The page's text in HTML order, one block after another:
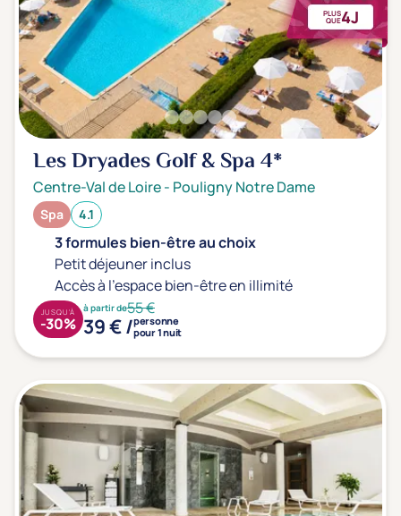
PLUS
QUE4J
Les Dryades Golf & Spa4*
Centre-Val de Loire- Pouligny Notre Dame
Spa 4.1
3 formules bien-être au choix
Petit déjeuner inclus
Accès à l'espace bien-être en illimité
à partir de55 €
39 € /personne
pour 1 nuit
JUSQU'À
-30%